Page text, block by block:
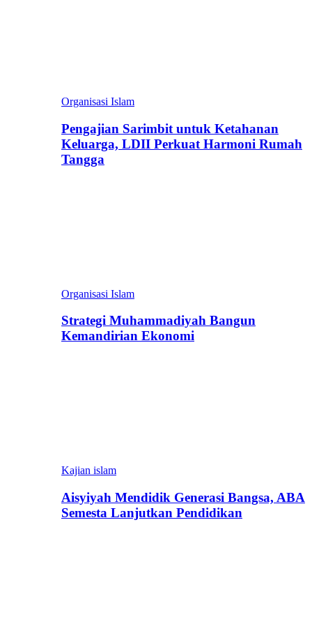
Organisasi Islam
Pengajian Sarimbit untuk Ketahanan
Keluarga, LDII Perkuat Harmoni Rumah
Tangga
Organisasi Islam
Strategi Muhammadiyah Bangun
Kemandirian Ekonomi
Kajian islam
Aisyiyah Mendidik Generasi Bangsa, ABA
Semesta Lanjutkan Pendidikan